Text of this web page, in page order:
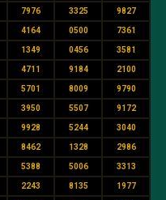
7976 3325 9827
4164 0500 7361
1349 0456 3581
4711 9184 2100
5701 8009 9790
3950 5507 9172
9928 5244 3040
8462 1328 2986
5388 5006 3313
2243 8135 1977